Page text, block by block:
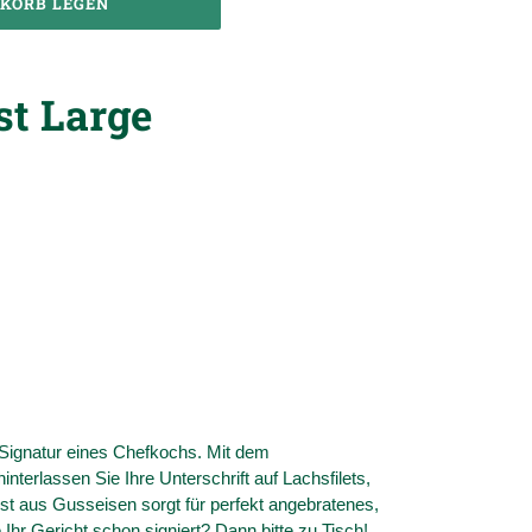
Large
eines Chefkochs. Mit dem
Sie Ihre Unterschrift auf Lachsfilets,
aus Gusseisen sorgt für perfekt angebratenes,